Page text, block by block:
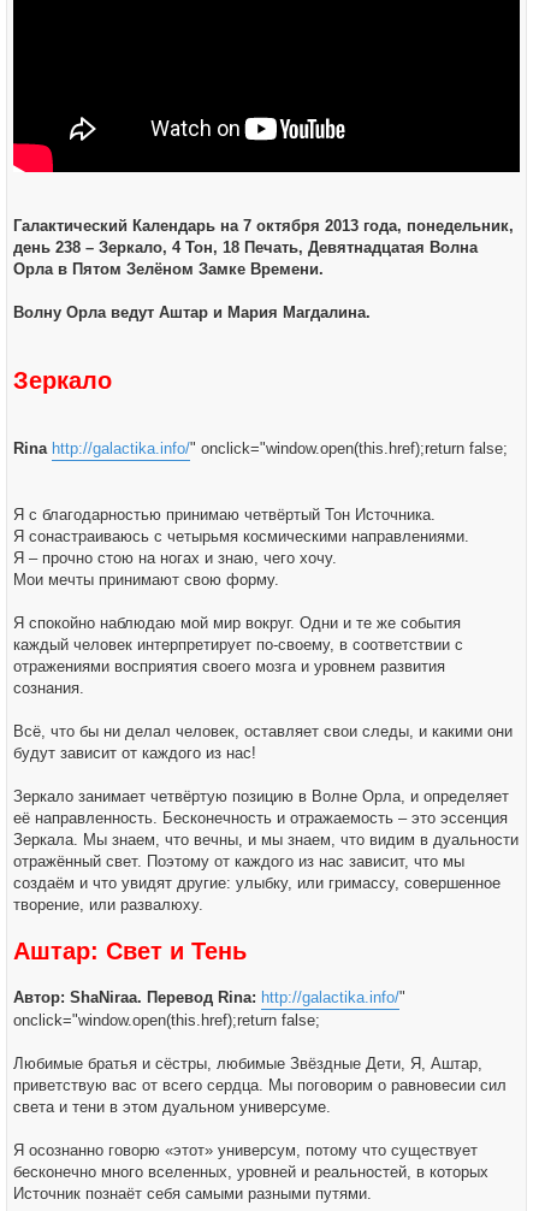
Галактический Календарь на 7 октября 2013 года, понедельник,
день 238 – Зеркало, 4 Тон, 18 Печать, Девятнадцатая Волна
Орла в Пятом Зелёном Замке Времени.
Волну Орла ведут Аштар и Мария Магдалина.
Зеркало
Rina http://galactika.info/" onclick="window.open(this.href);return false;
Я с благодарностью принимаю четвёртый Тон Источника.
Я сонастраиваюсь с четырьмя космическими направлениями.
Я – прочно стою на ногах и знаю, чего хочу.
Мои мечты принимают свою форму.
Я спокойно наблюдаю мой мир вокруг. Одни и те же события
каждый человек интерпретирует по-своему, в соответствии с
отражениями восприятия своего мозга и уровнем развития
сознания.
Всё, что бы ни делал человек, оставляет свои следы, и какими они
будут зависит от каждого из нас!
Зеркало занимает четвёртую позицию в Волне Орла, и определяет
её направленность. Бесконечность и отражаемость – это эссенция
Зеркала. Мы знаем, что вечны, и мы знаем, что видим в дуальности
отражённый свет. Поэтому от каждого из нас зависит, что мы
создаём и что увидят другие: улыбку, или гримассу, совершенное
творение, или развалюху.
Аштар: Свет и Тень
Автор: ShaNiraa. Перевод Rina: http://galactika.info/"
onclick="window.open(this.href);return false;
Любимые братья и сёстры, любимые Звёздные Дети, Я, Аштар,
приветствую вас от всего сердца. Мы поговорим о равновесии сил
света и тени в этом дуальном универсуме.
Я осознанно говорю «этот» универсум, потому что существует
бесконечно много вселенных, уровней и реальностей, в которых
Источник познаёт себя самыми разными путями.